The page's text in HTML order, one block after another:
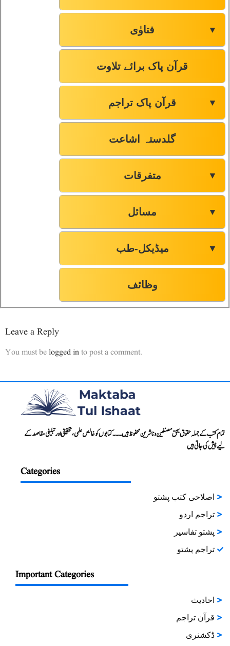
فتاوٰی ▼
قرآن پاک برائے تلاوت
قرآن پاک تراجم ▼
گلدستہ اشاعت
متفرقات ▼
مسائل ▼
میڈیکل-طب ▼
وظائف
Leave a Reply
You must belogged into post a comment.
تمام کتب کے جملہ حقوق بحق مصنفین و ناشرین محفوظ ہیں۔۔۔ کتابوں کو خالص علمی، تحقیقی اور تبلیغی مقاصد کے
لیے پیش کی جاتی ہیں
Categories
اصلاحی کتب پشتو
تراجم اردو
پشتو تفاسیر
تراجم پشتو
Important Categories
احادیث
قرآن تراجم
ڈکشنری